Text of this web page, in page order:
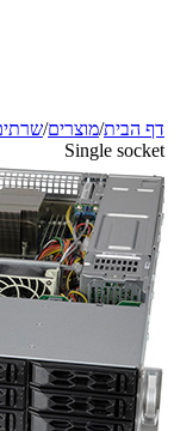
דף הבית/מוצרים/
Single socket